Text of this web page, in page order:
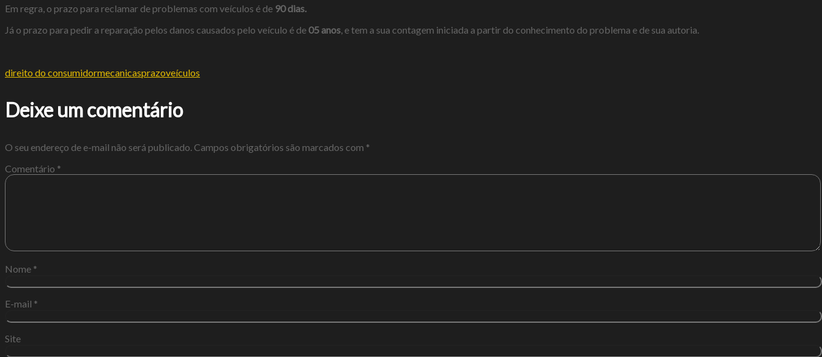
Em regra, o prazo para reclamar de problemas com veículos é de 90 dias.
Já o prazo para pedir a reparação pelos danos causados pelo veículo é de 05 anos, e tem a sua contagem iniciada a partir do conhecimento do problema e de sua autoria.
direito do consumidormecanicasprazoveículos
Deixe um comentário
O seu endereço de e-mail não será publicado. Campos obrigatórios são marcados com *
Comentário *
Nome *
E-mail *
Site